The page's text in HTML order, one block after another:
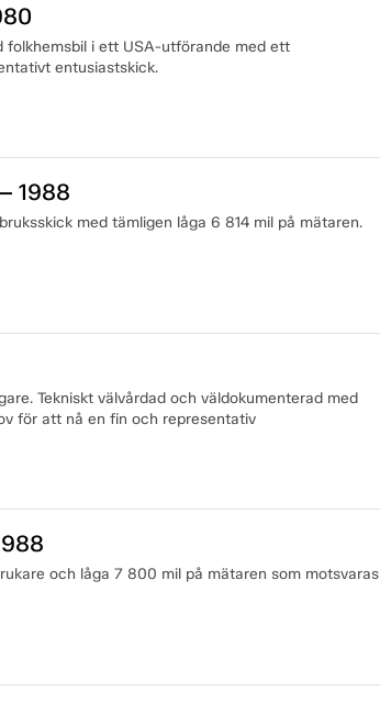
folkhemsbil i ett USA-utförande med ett
entusiastskick.
1988
med tämligen låga 6 814 mil på mätaren.
Tekniskt välvårdad och väldokumenterad med
för att nå en fin och representativ
och låga 7 800 mil på mätaren som motsvaras